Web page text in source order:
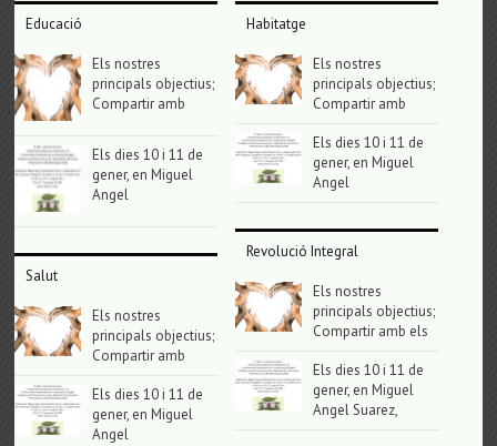
Educació
Els nostres
principals objectius;
Compartir amb
Els dies 10 i 11 de
gener, en Miguel
Angel
Salut
Els nostres
principals objectius;
Compartir amb
Els dies 10 i 11 de
gener, en Miguel
Angel
Habitatge
Els nostres
principals objectius;
Compartir amb
Els dies 10 i 11 de
gener, en Miguel
Angel
Revolució Integral
Els nostres
principals objectius;
Compartir amb els
Els dies 10 i 11 de
gener, en Miguel
Angel Suarez,